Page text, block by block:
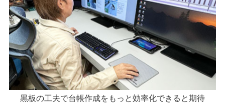
黒板の工夫で台帳作成をもっと効率化できると期待